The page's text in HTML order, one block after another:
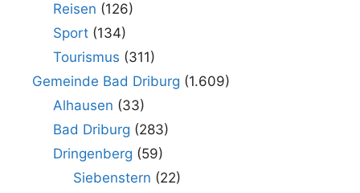
Reisen (126)
Sport(134)
Tourismus (311)
Gemeinde Bad Driburg (1.609)
Alhausen (33)
Bad Driburg (283)
Dringenberg (59)
Siebenstern (22)